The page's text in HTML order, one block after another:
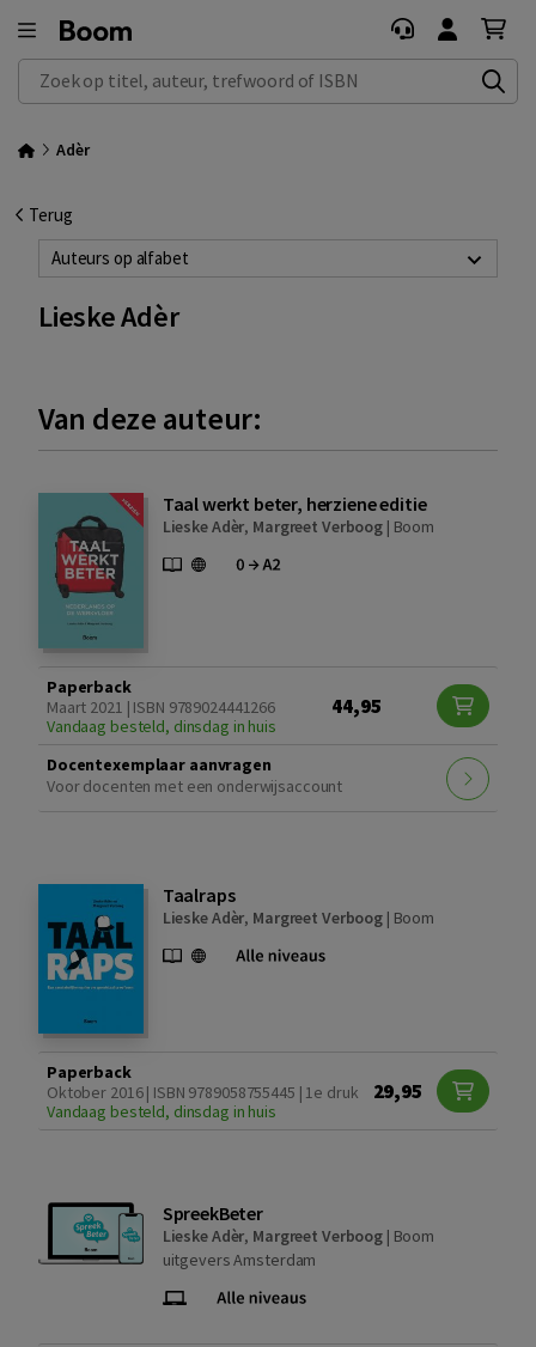
Zoek op titel, auteur, trefwoord of ISBN
Adèr
Terug
Auteurs op alfabet
Lieske Adèr
Van deze auteur:
Taal werkt beter, herziene editie
Lieske Adèr, Margreet Verboog | Boom
Paperback
Maart 2021 | ISBN 9789024441266
Vandaag besteld, dinsdag in huis
44,95
Docentexemplaar aanvragen
Voor docenten met een onderwijsaccount
Taalraps
Lieske Adèr, Margreet Verboog | Boom
Paperback
Oktober 2016 | ISBN 9789058755445 | 1e druk
Vandaag besteld, dinsdag in huis
29,95
SpreekBeter
Lieske Adèr, Margreet Verboog | Boom
uitgevers Amsterdam